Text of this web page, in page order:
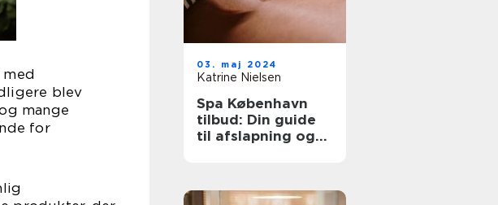
blev
mange
for
03. maj 2024
Katrine Nielsen
Spa København
tilbud: Din guide
til afslapning og